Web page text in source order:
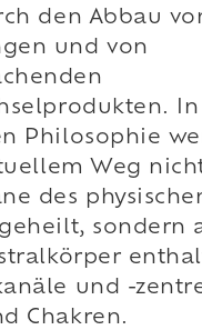
den Abbau
und von
Philosophie
Weg
des
sondern
und -
Chakren.